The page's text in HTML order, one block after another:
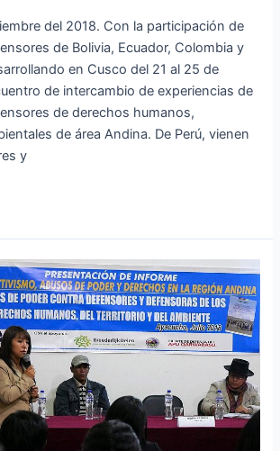
del 2018. Con la participación de
de Bolivia, Ecuador, Colombia y
en Cusco del 21 al 25 de
de intercambio de experiencias de
de derechos humanos,
de área Andina. De Perú, vienen
y